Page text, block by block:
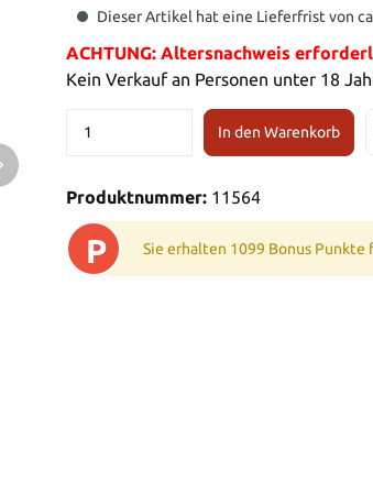
Dieser Artikel hat eine Lieferfrist von
ACHTUNG: Altersnachweis
Kein Verkauf an Personen unter 18
In den Warenkorb
Produktnummer: 11564
P Sie erhalten 1099 Bonus Punkte